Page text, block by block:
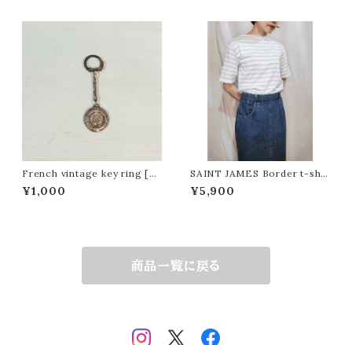
French vintage key ring [L
CF]フレンチビンテージキーホル
ダー
¥1,000
SAINT JAMES Border t-shir
t / Made in France[fa-104
6]フランス製セントジェームス ボ
¥5,900
商品一覧に戻る